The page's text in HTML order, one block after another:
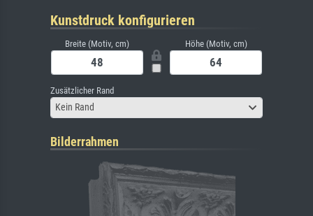
Kunstdruck konfigurieren
Breite (Motiv, cm) Höhe (Motiv, cm)
Zusätzlicher Rand
Kein Rand
Bilderrahmen